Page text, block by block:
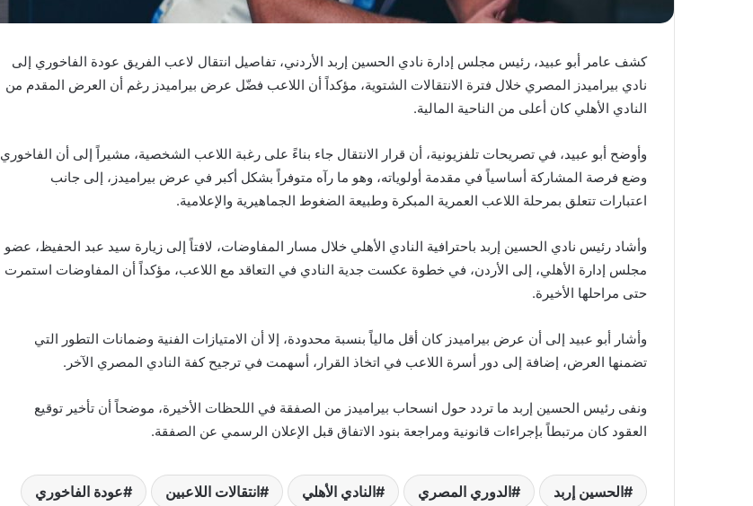
كشف عامر أبو عبيد، رئيس مجلس إدارة نادي الحسين إربد الأردني، تفاصيل انتقال لاعب الفريق عودة الفاخوري إلى
نادي بيراميدز المصري خلال فترة الانتقالات الشتوية، مؤكداً أن اللاعب فضّل عرض بيراميدز رغم أن العرض المقدم من
النادي الأهلي كان أعلى من الناحية المالية.
وأوضح أبو عبيد، في تصريحات تلفزيونية، أن قرار الانتقال جاء بناءً على رغبة اللاعب الشخصية، مشيراً إلى أن الفاخوري
وضع فرصة المشاركة أساسياً في مقدمة أولوياته، وهو ما رآه متوفراً بشكل أكبر في عرض بيراميدز، إلى جانب
اعتبارات تتعلق بمرحلة اللاعب العمرية المبكرة وطبيعة الضغوط الجماهيرية والإعلامية.
وأشاد رئيس نادي الحسين إربد باحترافية النادي الأهلي خلال مسار المفاوضات، لافتاً إلى زيارة سيد عبد الحفيظ، عضو
مجلس إدارة الأهلي، إلى الأردن، في خطوة عكست جدية النادي في التعاقد مع اللاعب، مؤكداً أن المفاوضات استمرت
حتى مراحلها الأخيرة.
وأشار أبو عبيد إلى أن عرض بيراميدز كان أقل مالياً بنسبة محدودة، إلا أن الامتيازات الفنية وضمانات التطور التي
تضمنها العرض، إضافة إلى دور أسرة اللاعب في اتخاذ القرار، أسهمت في ترجيح كفة النادي المصري الآخر.
ونفى رئيس الحسين إربد ما تردد حول انسحاب بيراميدز من الصفقة في اللحظات الأخيرة، موضحاً أن تأخير توقيع
العقود كان مرتبطاً بإجراءات قانونية ومراجعة بنود الاتفاق قبل الإعلان الرسمي عن الصفقة.
الحسين إربد الدوري المصري النادي الأهلي انتقالات اللاعبين عودة الفاخوري